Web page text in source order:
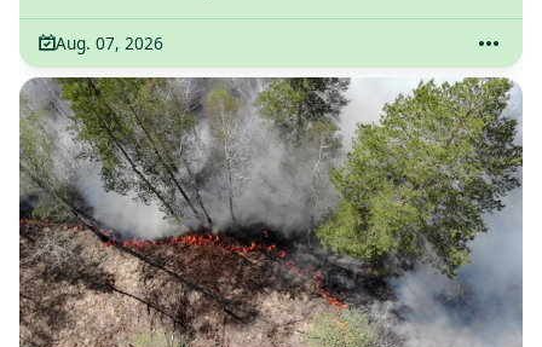
Aug. 07, 2026